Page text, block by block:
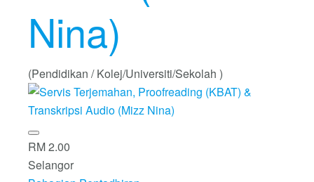
Nina)
(Pendidikan / Kolej/Universiti/Sekolah )
RM 2.00
Selangor